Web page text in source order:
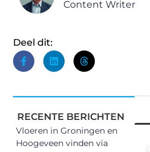
Content Writer
Deel dit:
RECENTE BERICHTEN
Vloeren in Groningen en
Hoogeveen vinden via